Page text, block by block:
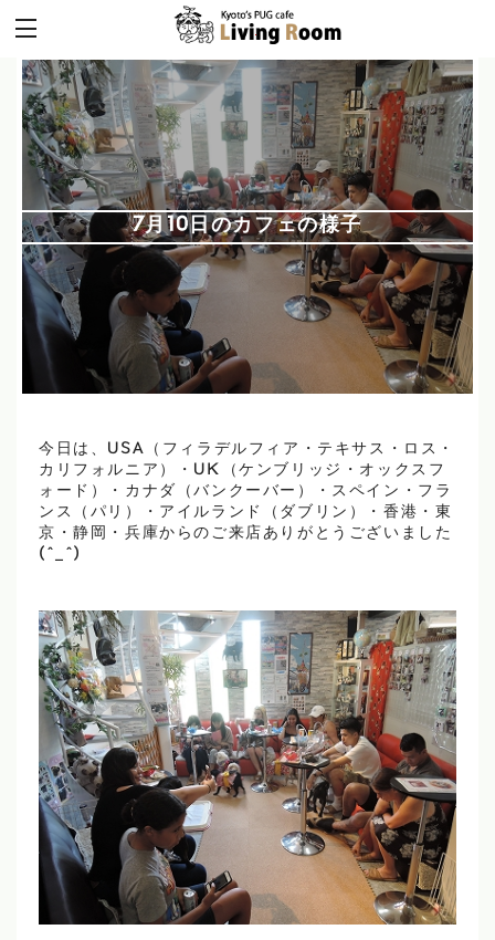
7月10日のカフェの様子
今日は、USA（フィラデルフィア・テキサス・ロス・
カリフォルニア）・UK（ケンブリッジ・オックスフ
ォード）・カナダ（バンクーバー）・スペイン・フラ
ンス（パリ）・アイルランド（ダブリン）・香港・東
京・静岡・兵庫からのご来店ありがとうございました
(^_^)